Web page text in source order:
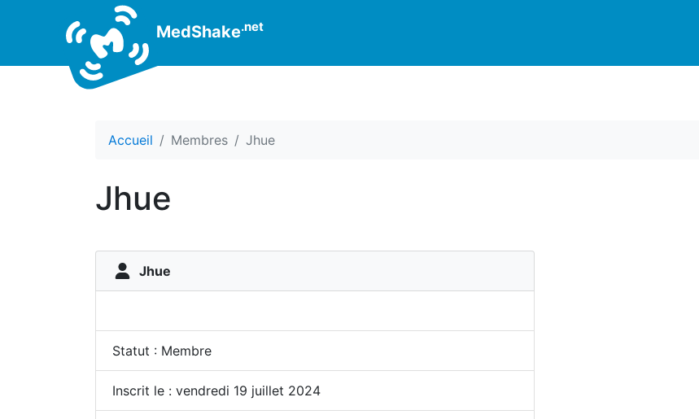
MedShake.net
Accueil Membres Jhue
Jhue
Jhue
Statut : Membre
Inscrit le : vendredi 19 juillet 2024